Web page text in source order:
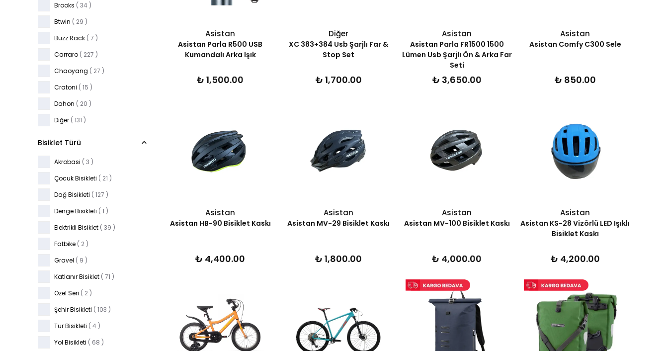
Brooks ( 34 )
Btwin ( 29 )
Buzz Rack ( 7 )
Carraro ( 227 )
Chaoyang ( 27 )
Cratoni ( 15 )
Dahon ( 20 )
Diğer ( 131 )
Bisiklet Türü
Akrobasi ( 3 )
Çocuk Bisikleti ( 21 )
Dağ Bisikleti ( 127 )
Denge Bisikleti ( 1 )
Elektrikli Bisiklet ( 39 )
Fatbike ( 2 )
Gravel ( 9 )
Katlanır Bisiklet ( 71 )
Özel Seri ( 2 )
Şehir Bisikleti ( 103 )
Tur Bisikleti ( 4 )
Yol Bisikleti ( 68 )
Asistan
Asistan Parla R500 USB
Kumandalı Arka Işık
₺ 1,500.00
Diğer
XC 383+384 Usb Şarjlı Far &
Stop Set
₺ 1,700.00
Asistan
Asistan Parla FR1500 1500
Lümen Usb Şarjlı Ön & Arka Far
Seti
₺ 3,650.00
Asistan
Asistan Comfy C300 Sele
₺ 850.00
Asistan
Asistan HB-90 Bisiklet Kaskı
₺ 4,400.00
Asistan
Asistan MV-29 Bisiklet Kaskı
₺ 1,800.00
Asistan
Asistan MV-100 Bisiklet Kaskı
₺ 4,000.00
Asistan
Asistan KS-28 Vizörlü LED Işıklı
Bisiklet Kaskı
₺ 4,200.00